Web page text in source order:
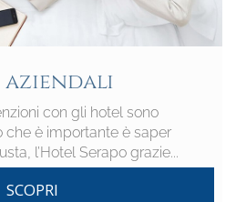
con gli hotel sono
che è importante è saper
l’Hotel Serapo grazie...
SCOPRI